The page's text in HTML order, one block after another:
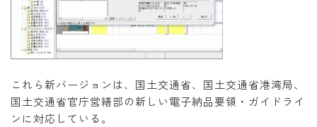
これら新バージョンは、国土交通省、国土交通省港湾局、
国土交通省官庁営繕部の新しい電子納品要領・ガイドライ
ンに対応している。